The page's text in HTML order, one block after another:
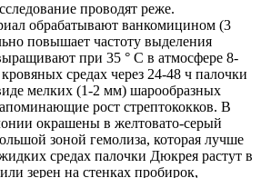
проводят реже.
обрабатывают ванкомицином (3
повышает частоту выделения
при 35 ° С в атмосфере 8-
средах через 24-48 ч палочки
мелких (1-2 мм) шарообразных
рост стрептококков. В
окрашены в желтовато-серый
зоной гемолиза, которая лучше
средах палочки Дюкрея растут в
зерен на стенках пробирок,